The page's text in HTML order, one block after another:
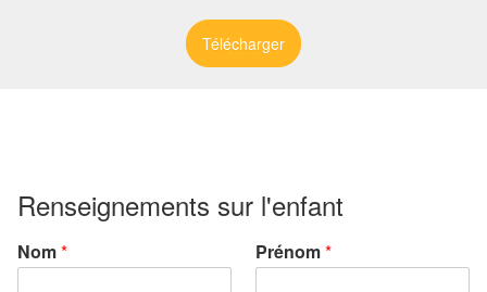
Télécharger
Renseignements sur l'enfant
Nom* Prénom*